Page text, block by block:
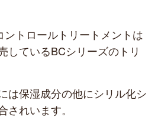
トロールトリートメントは
しているBCシリーズのトリ
は保湿成分の他にシリル化シ
されいます。